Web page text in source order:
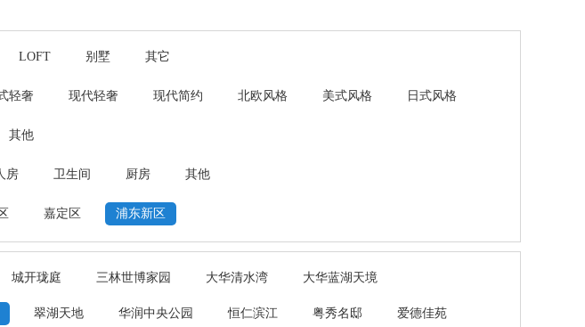
LOFT 别墅 其它
轻奢 现代轻奢 现代简约 北欧风格 美式风格 日式风格
其他
房 卫生间 厨房 其他
嘉定区 浦东新区
城开珑庭 三林世博家园 大华清水湾 大华蓝湖天境
翠湖天地 华润中央公园 恒仁滨江 粤秀名邸 爱德佳苑